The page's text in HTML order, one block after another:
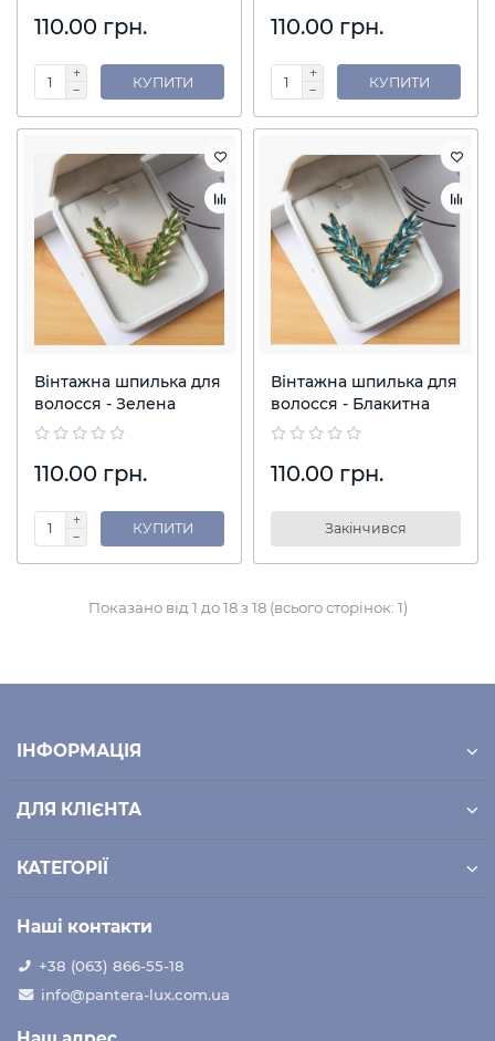
110.00 грн.
КУПИТИ
110.00 грн.
КУПИТИ
Вінтажна шпилька для
волосся - Зелена
110.00 грн.
КУПИТИ
Вінтажна шпилька для
волосся - Блакитна
110.00 грн.
Закінчився
Показано від 1 до 18 з 18 (всього сторінок: 1)
ІНФОРМАЦІЯ
ДЛЯ КЛІЄНТА
КАТЕГОРІЇ
Наші контакти
+38 (063) 866-55-18
info@pantera-lux.com.ua